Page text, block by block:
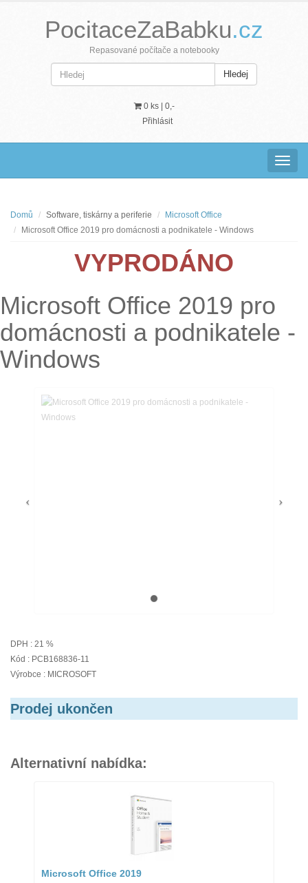
PocitaceZaBabku.cz
Repasované počítače a notebooky
Hledej
0 ks | 0,-
Přihlásit
Domů Software, tiskárny a periferie
Microsoft Office
Microsoft Office 2019 pro domácnosti a podnikatele - Windows
VYPRODÁNO
Microsoft Office 2019 pro
domácnosti a podnikatele -
Windows
DPH : 21 %
Kód : PCB168836-11
Výrobce : MICROSOFT
Prodej ukončen
Alternativní nabídka:
Microsoft Office 2019